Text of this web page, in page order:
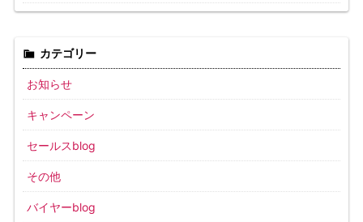
カテゴリー
お知らせ
キャンペーン
セールスblog
その他
バイヤーblog